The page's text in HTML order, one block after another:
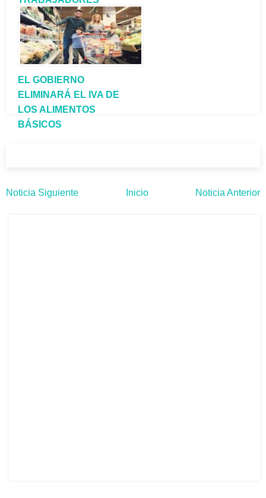
INFORMALES Y
MONOTRIBUTISTAS
EL GOBIERNO
ELIMINARÁ EL IVA DE
LOS ALIMENTOS
BÁSICOS
Noticia Siguiente Inicio Noticia Anterior